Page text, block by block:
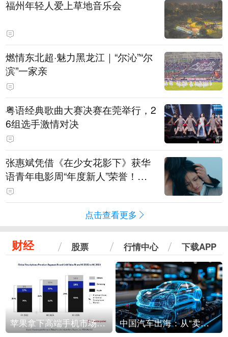
福州年轻人爱上草地音乐会
燃情东北超·魅力黑龙江｜“尔沁”“尔
滨”一家亲
粤语经典歌曲大赛决赛在莞举行，2
6组选手激情对决
张惠斌凭借《在少女花影下》获华
语青年电影周“年度新人”荣誉！该
电影全程在广州取景，采用粤语对
白，主演均为广州本土演员
点击查看更多
财经 股票 行情中心 下载APP
苹果拿下高端手机市场65%的份额：iPhone 17系列功不可没 中国汽车出海：从“卖出去”到“走进去”